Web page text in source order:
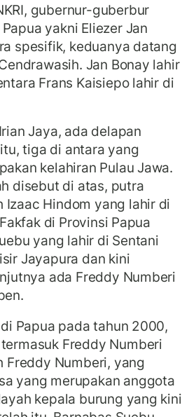
gubernur-guberbur
yakni Eliezer Jan
spesifik, keduanya datang
Jan Bonay lahir
Frans Kaisiepo lahir di
Jaya, ada delapan
tiga di antara yang
kelahiran Pulau Jawa.
disebut di atas, putra
Hindom yang lahir di
di Provinsi Papua
yang lahir di Sentani
Jayapura dan kini
ada Freddy Numberi
Papua pada tahun 2000,
Freddy Numberi
Freddy Numberi, yang
yang merupakan anggota
kepala burung yang kini